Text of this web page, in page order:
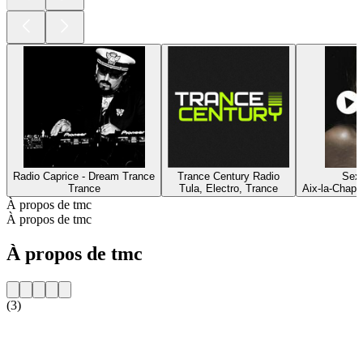
Radio Caprice - Dream Trance
Trance
Trance Century Radio
Tula, Electro, Trance
Sex
Aix-la-
À propos de tmc
À propos de tmc
À propos de tmc
(3)